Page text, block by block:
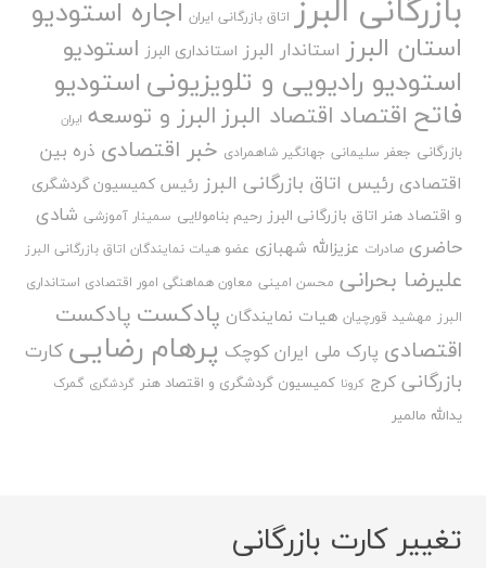
اتاق بازرگانی ایران اجاره استودیو
استان البرز استاندار البرز استانداری البرز استودیو
استودیو رادیویی و تلویزیونیاستودیو
فاتح اقتصاد اقتصاد البرزالبرز و توسعه ایران
بازرگانی جعفر سلیمانی جهانگیر شاهمرادی خبر اقتصادی ذره بین
اقتصادی رئیس اتاق بازرگانی البرز رئیس کمیسیون گردشگری
و اقتصاد هنر اتاق بازرگانی البرز رحیم بنامولایی سمینار آموزشی شادی
حاضری صادرات عزیزالله شهبازی عضو هیات نمایندگان اتاق بازرگانی البرز
علیرضا بحرانی محسن امینی معاون هماهنگی امور اقتصادی استانداری
البرز مهشید قورچیان هیات نمایندگان پادکست پادکست
اقتصادی پارک ملی ایران کوچک پرهام رضایی کارت
بازرگانی کرج کرونا کمیسیون گردشگری و اقتصاد هنر گردشگری گمرک
یدالله مالمیر
تغییر کارت بازرگانی